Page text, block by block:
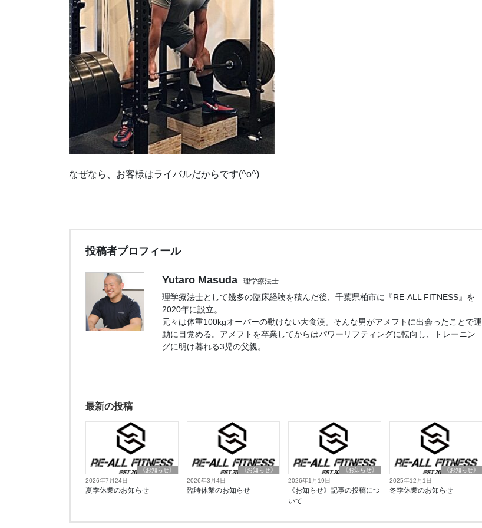
なぜなら、お客様はライバルだからです(^o^)
投稿者プロフィール
Yutaro Masuda 理学療法士
理学療法士として幾多の臨床経験を積んだ後、千葉県柏市に『RE-ALL FITNESS』を
2020年に設立。
元々は体重100kgオーバーの動けない大食漢。そんな男がアメフトに出会ったことで運
動に目覚める。アメフトを卒業してからはパワーリフティングに転向し、トレーニン
グに明け暮れる3児の父親。
最新の投稿
《お知らせ》
2026年7月24日
夏季休業のお知らせ
《お知らせ》
2026年3月4日
臨時休業のお知らせ
《お知らせ》
2026年1月19日
《お知らせ》記事の投稿につ
いて
《お知らせ》
2025年12月1日
冬季休業のお知らせ